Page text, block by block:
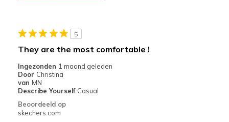
View On Shoes
Shoes are for Wearing
5
They are the most comfortable !
Ingezonden 1 maand geleden
Door Christina
van MN
Describe Yourself Casual
Beoordeeld op
skechers.com